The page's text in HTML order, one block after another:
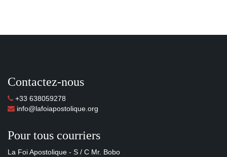
Contactez-nous
+33 638059278
info@lafoiapostolique.org
Pour tous courriers
La Foi Apostolique - S / C Mr. Bobo